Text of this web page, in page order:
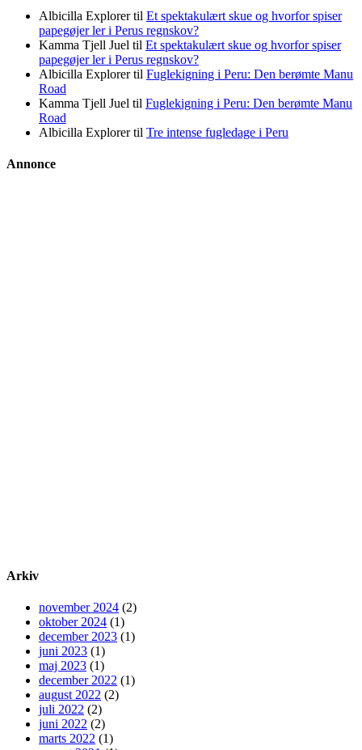
Albicilla Explorertil Et spektakulært skue og hvorfor spiser
papegøjer ler i Perus regnskov?
Kamma Tjell Juel til Et spektakulært skue og hvorfor spiser
papegøjer ler i Perus regnskov?
Albicilla Explorertil Fuglekigning i Peru: Den berømte Manu
Road
Kamma Tjell Juel til Fuglekigning i Peru: Den berømte Manu
Road
Albicilla Explorertil Tre intense fugledage i Peru
Annonce
Arkiv
november 2024 (2)
oktober 2024 (1)
december 2023 (1)
juni 2023 (1)
maj 2023 (1)
december 2022 (1)
august 2022 (2)
juli 2022 (2)
juni 2022 (2)
marts 2022 (1)